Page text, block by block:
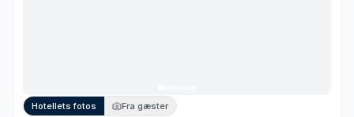
Hotellets fotos Fra gæster